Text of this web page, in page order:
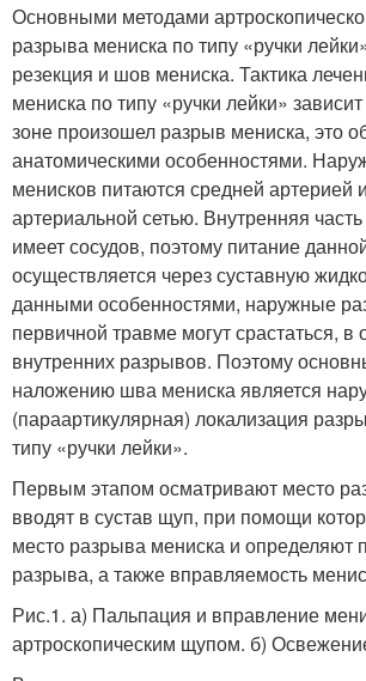
Основными методами
разрыва мениска по типу «ручки
резекция и шов мениска. Тактика
мениска по типу «ручки лейки» зависит
зоне произошел разрыв мениска, это
анатомическими особенностями.
менисков питаются средней артерией
артериальной сетью. Внутренняя
имеет сосудов, поэтому питание
осуществляется через суставную
данными особенностями, наружные
первичной травме могут срастаться, в
внутренних разрывов. Поэтому
наложению шва мениска является
(параартикулярная) локализация
типу «ручки лейки».
Первым этапом осматривают место
вводят в сустав щуп, при помощи
место разрыва мениска и определяют
разрыва, а также вправляемость
Рис.1. а) Пальпация и вправление
артроскопическим щупом. б)